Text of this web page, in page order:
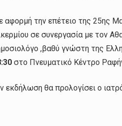
αφορμή την επέτειο της 25ης
σε συνεργασία με τον
,βαθύ γνώστη της
στο Πνευματικό Κέντρο
εκδήλωση θα προλογίσει ο